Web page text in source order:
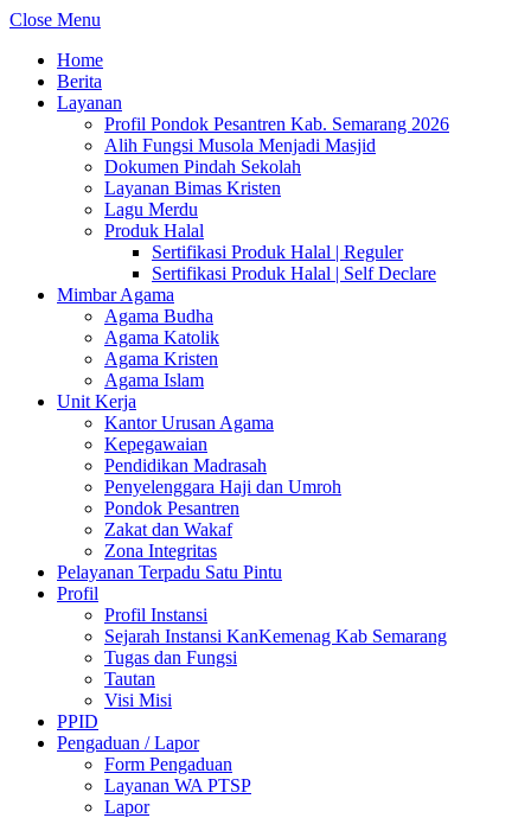
Close Menu
Home
Berita
Layanan
Profil Pondok Pesantren Kab. Semarang 2026
Alih Fungsi Musola Menjadi Masjid
Dokumen Pindah Sekolah
Layanan Bimas Kristen
Lagu Merdu
Produk Halal
Sertifikasi Produk Halal | Reguler
Sertifikasi Produk Halal | Self Declare
Mimbar Agama
Agama Budha
Agama Katolik
Agama Kristen
Agama Islam
Unit Kerja
Kantor Urusan Agama
Kepegawaian
Pendidikan Madrasah
Penyelenggara Haji dan Umroh
Pondok Pesantren
Zakat dan Wakaf
Zona Integritas
Pelayanan Terpadu Satu Pintu
Profil
Profil Instansi
Sejarah Instansi KanKemenag Kab Semarang
Tugas dan Fungsi
Tautan
Visi Misi
PPID
Pengaduan / Lapor
Form Pengaduan
Layanan WA PTSP
Lapor